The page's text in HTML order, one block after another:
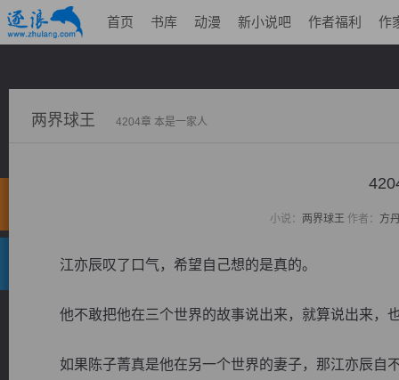
首页 书库 动漫 新小说吧 作者福利 作
两界球王 4204章 本是一家人
小说： 两界球王作者： 方
江亦辰叹了口气，希望自己想的是真的。
他不敢把他在三个世界的故事说出来，就算说出来，
如果陈子菁真是他在另一个世界的妻子，那江亦辰自